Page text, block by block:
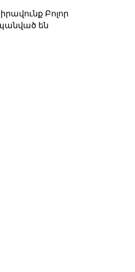
Բոլոր
են